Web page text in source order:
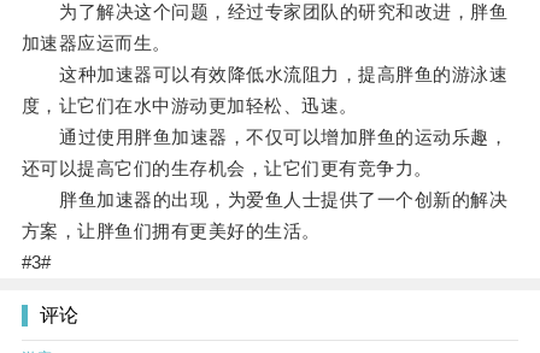
为了解决这个问题，经过专家团队的研究和改进，胖鱼
加速器应运而生。
这种加速器可以有效降低水流阻力，提高胖鱼的游泳速
度，让它们在水中游动更加轻松、迅速。
通过使用胖鱼加速器，不仅可以增加胖鱼的运动乐趣，
还可以提高它们的生存机会，让它们更有竞争力。
胖鱼加速器的出现，为爱鱼人士提供了一个创新的解决
方案，让胖鱼们拥有更美好的生活。
#3#
评论